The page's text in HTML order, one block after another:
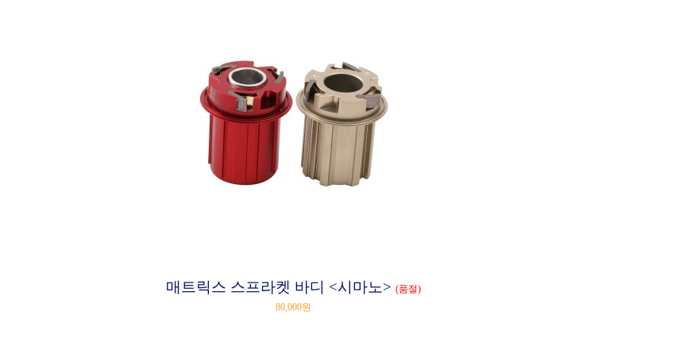
매트릭스 스프라켓 바디 <시마노> (품절)
80,000원